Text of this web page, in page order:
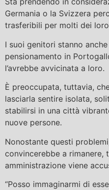
Germania o la Svizzera
trasferibili per molti dei
I suoi genitori stanno
pensionamento in
l’avrebbe avvicinata a loro.
È preoccupata, tuttavia,
lasciarla sentire isolata,
stabilirsi in una città
nuove persone.
Nonostante questi
convincerebbe a rimanere,
amministrazione viene
“Posso immaginarmi di